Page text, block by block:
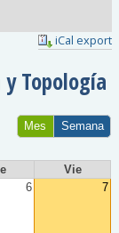
iCal export
Topología
Mes Semana
Vie
6 7